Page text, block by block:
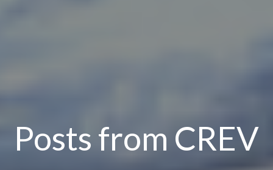
Posts from CREV